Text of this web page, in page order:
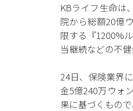
KBライフ生命は
院から総額20億
限する『1200%
当継続などの不
24日、保険業界
金5億240万ウォ
果に基づくもので